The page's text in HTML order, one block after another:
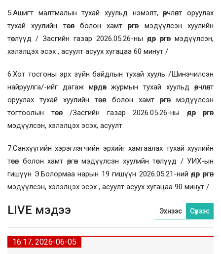
5.Ашигт малтмалын тухай хуульд нэмэлт, өөрчлөлт оруулах
тухай хуулийн төсөл болон хамт өргөн мэдүүлсэн хуулийн
төслүүд / Засгийн газар 2026.05.26-ны өдөр өргөн мэдүүлсэн,
хэлэлцэх эсэх , асуулт асуух хугацаа 60 минут /
6.Хот тосгоны эрх зүйн байдлын тухай хууль /Шинэчилсэн
найруулга/-ийг дагаж мөрдөх журмын тухай хуульд өөрчлөлт
оруулах тухай хуулийн төсөл болон хамт өргөн мэдүүлсэн
тогтоолын төсөл /Засгийн газар 2026.05.26-ны өдөр өргөн
мэдүүлсэн, хэлэлцэх эсэх, асуулт
7.Санхүүгийн хэрэглэгчийн эрхийг хамгаалах тухай хуулийн
төсөл болон хамт өргөн мэдүүлсэн хуулийн төслүүд / УИХ-ын
гишүүн Э.Болормаа нарын 19 гишүүн 2026.05.21-ний өдөр өргөн
мэдүүлсэн, хэлэлцэх эсэх , асуулт асуух хугацаа 90 минут /
LIVE мэдээ Эхнээс Сүүлээс
16:17, 2026-06-05